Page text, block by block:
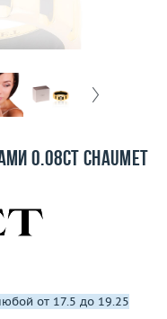
0.08ct Chaumet
от 17.5 до 19.25